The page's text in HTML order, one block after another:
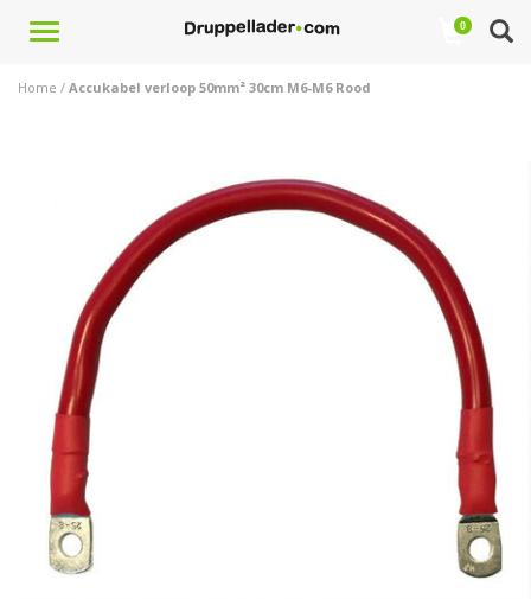
Toggle
0
Home / Accukabel verloop 50mm² 30cm M6-M6 Rood